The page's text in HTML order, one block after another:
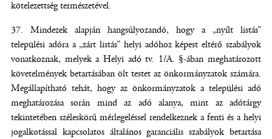
kötelezettség természetével.
Mindezek alapján hangsúlyozandó, hogy a „nyílt listás”
települési adóra a „zárt listás” helyi adóhoz képest eltérő szabályok
vonatkoznak, melyek a Helyi adó tv. 1/A. §-ában meghatározott
követelmények betartásában ölt testet az önkormányzatok számára.
Megállapítható tehát, hogy az önkormányzatok a települési adó
meghatározása során mind az adó alanya, mint az adótárgy
tekintetében széleskörű mérlegeléssel rendelkeznek a fenti és a helyi
jogalkotással kapcsolatos általános garanciális szabályok betartása